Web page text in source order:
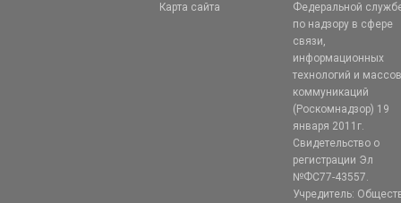
Карта сайта
Федеральной
по надзору в сфере
связи,
информационных
технологий и
коммуникаций
(Роскомнадзор) 19
января 2011г.
Свидетельство о
регистрации Эл
№ФС77-43557.
Учредитель: